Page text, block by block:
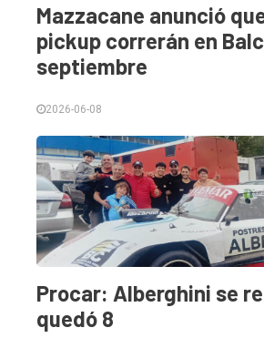
Mazzacane anunció
pickup correrán en
septiembre
2026-06-08
Procar: Alberghini se
quedó 8